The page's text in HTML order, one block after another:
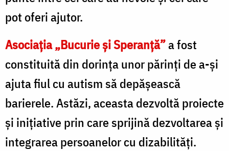
pot oferi ajutor.
Asociația „Bucurie și Speranță”a fost
constituită din dorința unor părinți de a-și
ajuta fiul cu autism să depășească
barierele. Astăzi, aceasta dezvoltă proiecte
și inițiative prin care sprijină dezvoltarea și
integrarea persoanelor cu dizabilități.